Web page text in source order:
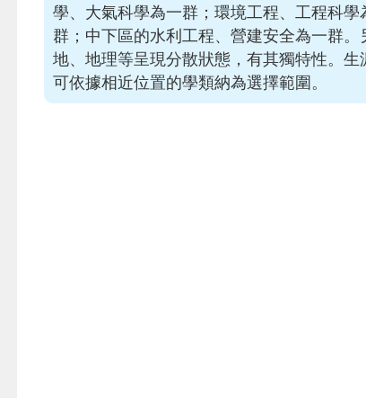
學、大氣科學為一群；環境工程、工程科學
群；中下區的水利工程、營建安全為一群。
地、地理等呈現分散狀態，有其獨特性。生
可依據相近位置的學類納為選擇範圍。